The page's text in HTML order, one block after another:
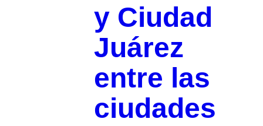
y Ciudad
Juárez
entre las
ciudades